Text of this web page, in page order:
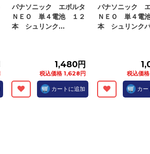
パナソニック エボルタ
ＮＥＯ 単４電池 １２
本 シュリンク...
1,480円
税込価格 1,628円
カートに追加
パナソニック
ＮＥＯ 単４電
本 シュリンク
税込価
カー